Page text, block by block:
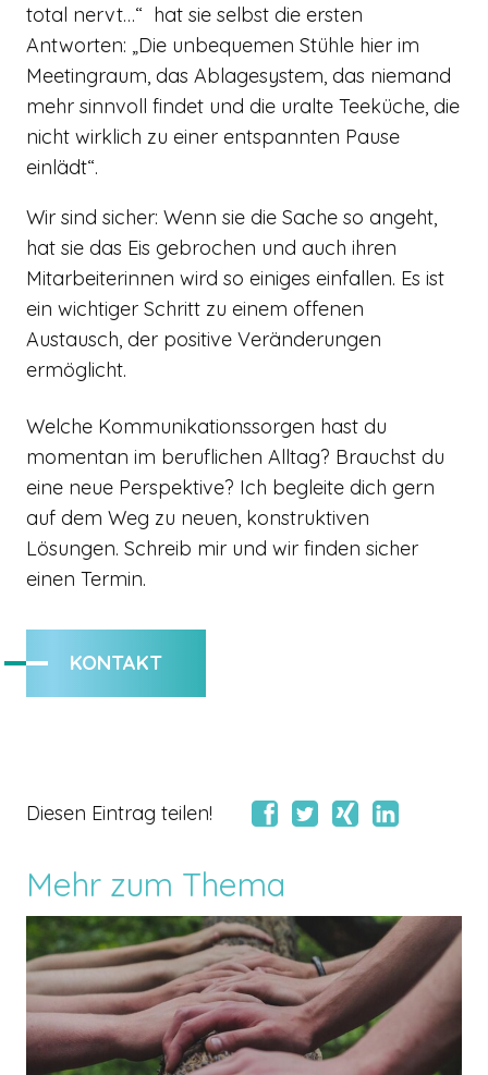
total nervt…“ hat sie selbst die ersten
Antworten: „Die unbequemen Stühle hier im
Meetingraum, das Ablagesystem, das niemand
mehr sinnvoll findet und die uralte Teeküche, die
nicht wirklich zu einer entspannten Pause
einlädt“.
Wir sind sicher: Wenn sie die Sache so angeht,
hat sie das Eis gebrochen und auch ihren
Mitarbeiterinnen wird so einiges einfallen. Es ist
ein wichtiger Schritt zu einem offenen
Austausch, der positive Veränderungen
ermöglicht.
Welche Kommunikationssorgen hast du
momentan im beruflichen Alltag? Brauchst du
eine neue Perspektive? Ich begleite dich gern
auf dem Weg zu neuen, konstruktiven
Lösungen. Schreib mir und wir finden sicher
einen Termin.
KONTAKT
Diesen Eintrag teilen!
Mehr zum Thema